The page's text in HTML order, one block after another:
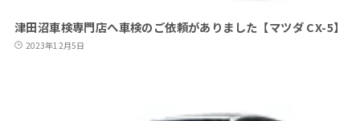
津田沼車検専門店へ車検のご依頼がありました【マツダ CX-5】
2023年12月5日